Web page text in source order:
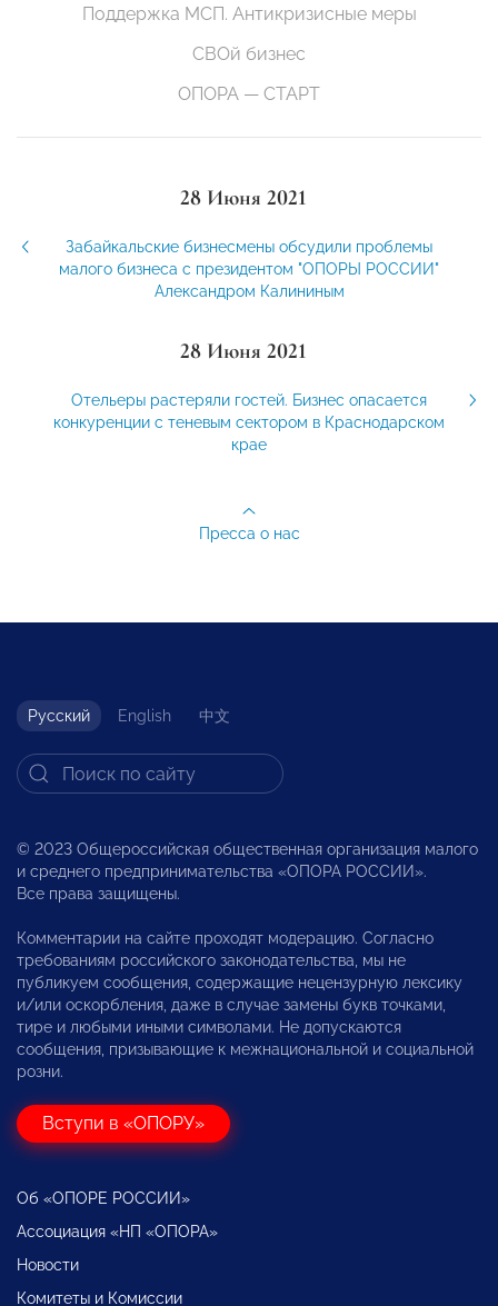
Поддержка МСП. Антикризисные меры
СВОй бизнес
ОПОРА — СТАРТ
28 Июня 2021
Забайкальские бизнесмены обсудили проблемы
малого бизнеса с президентом "ОПОРЫ РОССИИ"
Александром Калининым
28 Июня 2021
Отельеры растеряли гостей. Бизнес опасается
конкуренции с теневым сектором в Краснодарском
крае
Пресса о нас
Русский English 中文
© 2023 Общероссийская общественная организация малого
и среднего предпринимательства «ОПОРА РОССИИ».
Все права защищены.
Комментарии на сайте проходят модерацию. Согласно
требованиям российского законодательства, мы не
публикуем сообщения, содержащие нецензурную лексику
и/или оскорбления, даже в случае замены букв точками,
тире и любыми иными символами. Не допускаются
сообщения, призывающие к межнациональной и социальной
розни.
Вступи в «ОПОРУ»
Об «ОПОРЕ РОССИИ»
Ассоциация «НП «ОПОРА»
Новости
Комитеты и Комиссии